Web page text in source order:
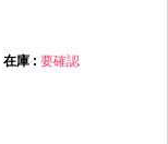
要確認